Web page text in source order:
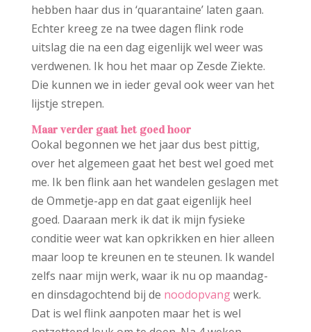
hebben haar dus in ‘quarantaine’ laten gaan.
Echter kreeg ze na twee dagen flink rode
uitslag die na een dag eigenlijk wel weer was
verdwenen. Ik hou het maar op Zesde Ziekte.
Die kunnen we in ieder geval ook weer van het
lijstje strepen.
Maar verder gaat het goed hoor
Ookal begonnen we het jaar dus best pittig,
over het algemeen gaat het best wel goed met
me. Ik ben flink aan het wandelen geslagen met
de Ommetje-app en dat gaat eigenlijk heel
goed. Daaraan merk ik dat ik mijn fysieke
conditie weer wat kan opkrikken en hier alleen
maar loop te kreunen en te steunen. Ik wandel
zelfs naar mijn werk, waar ik nu op maandag-
en dinsdagochtend bij de noodopvangwerk.
Dat is wel flink aanpoten maar het is wel